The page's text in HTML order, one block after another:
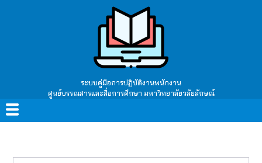
ระบบคู่มือการปฏิบัติงานพนักงาน
ศูนย์บรรณสารและสื่อการศึกษา มหาวิทยาลัยวลัยลักษณ์
Main